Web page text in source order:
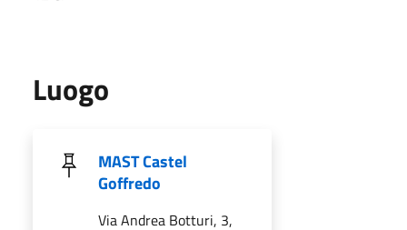
Luogo
MAST Castel
Goffredo
Via Andrea Botturi, 3,